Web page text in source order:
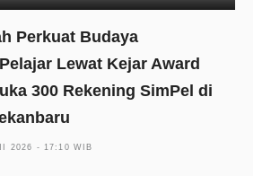
Perkuat Budaya
Lewat Kejar Award
300 Rekening SimPel di
2026 - 17:10 WIB